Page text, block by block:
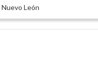
Nuevo León